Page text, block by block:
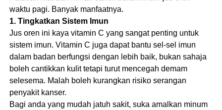
waktu pagi. Banyak manfaatnya.
1. Tingkatkan Sistem Imun
Jus oren ini kaya vitamin C yang sangat penting untuk
sistem imun. Vitamin C juga dapat bantu sel-sel imun
dalam badan berfungsi dengan lebih baik, bukan sahaja
boleh cantikkan kulit tetapi turut mencegah demam
selesema. Malah boleh kurangkan risiko serangan
penyakit kanser.
Bagi anda yang mudah jatuh sakit, suka amalkan minum